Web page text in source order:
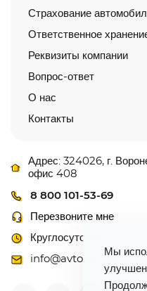
Страхование
Ответственное
Реквизиты компании
Вопрос-ответ
О нас
Контакты
Адрес: 324026, г.
офис 408
8 800 101-53-69
Перезвоните мне
Круглосуточно
info@avtovoz-centr.ru
Мы